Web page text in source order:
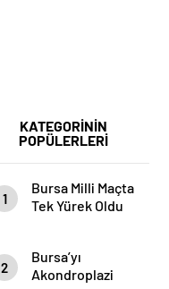
KATEGORİNİN
POPÜLERLERİ
1
Bursa Milli Maçta
Tek Yürek Oldu
2
Bursa’yı
Akondroplazi